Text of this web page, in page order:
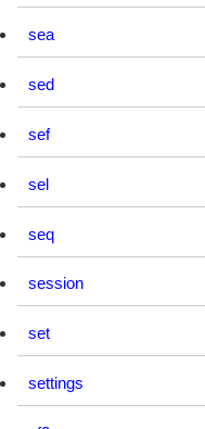
sea
sed
sef
sel
seq
session
set
settings